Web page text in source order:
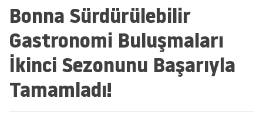
Bonna Sürdürülebilir
Gastronomi Buluşmaları
İkinci Sezonunu Başarıyla
Tamamladı!